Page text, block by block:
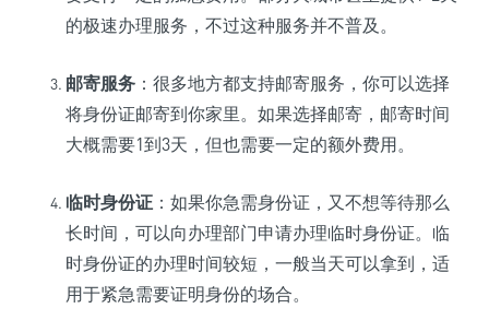
的极速办理服务，不过这种服务并不普及。
邮寄服务 ：很多地方都支持邮寄服务，你可以选择
将身份证邮寄到你家里。如果选择邮寄，邮寄时间
大概需要1到3天，但也需要一定的额外费用。
临时身份证 ：如果你急需身份证，又不想等待那么
长时间，可以向办理部门申请办理临时身份证。临
时身份证的办理时间较短，一般当天可以拿到，适
用于紧急需要证明身份的场合。